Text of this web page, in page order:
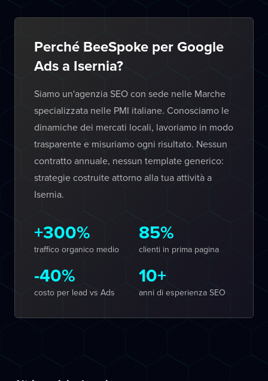
Perché BeeSpoke per Google
Ads a Isernia?
Siamo un'agenzia SEO con sede nelle Marche
specializzata nelle PMI italiane. Conosciamo le
dinamiche dei mercati locali, lavoriamo in modo
trasparente e misuriamo ogni risultato. Nessun
contratto annuale, nessun template generico:
strategie costruite attorno alla tua attività a
Isernia.
+300%
traffico organico medio
85%
clienti in prima pagina
-40%
costo per lead vs Ads
10+
anni di esperienza SEO